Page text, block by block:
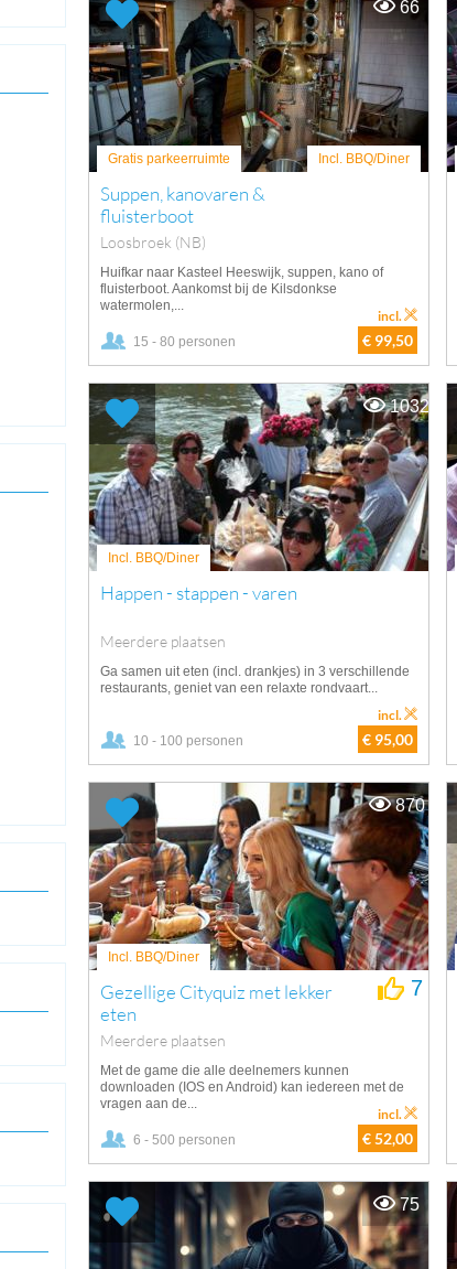
Gratis parkeerruimte Incl. BBQ/Diner
Suppen, kanovaren &
fluisterboot
Loosbroek (NB)
Huifkar naar Kasteel Heeswijk, suppen, kano of
fluisterboot. Aankomst bij de Kilsdonkse
watermolen,...
15 - 80 personen € 99,50
incl.
66
Incl. BBQ/Diner
Happen - stappen - varen
Meerdere plaatsen
Ga samen uit eten (incl. drankjes) in 3 verschillende
restaurants, geniet van een relaxte rondvaart...
10 - 100 personen € 95,00
incl.
1032
Incl. BBQ/Diner
Gezellige Cityquiz met lekker
eten
Meerdere plaatsen
7
Met de game die alle deelnemers kunnen
downloaden (IOS en Android) kan iedereen met de
vragen aan de...
6 - 500 personen € 52,00
incl.
870
75